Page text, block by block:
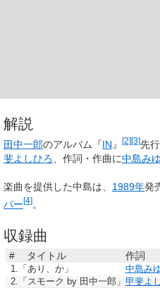
解説
田中一郎のアルバム『IN 』 [2][3]先
斐よしひろ、作詞・作曲に中島み
楽曲を提供した中島は、 1989年発
バー[4]。
収録曲
# タイトル 作詞
1. 「あり、か」 中島み
2.
「スモーク by 田中一郎」 甲斐よ